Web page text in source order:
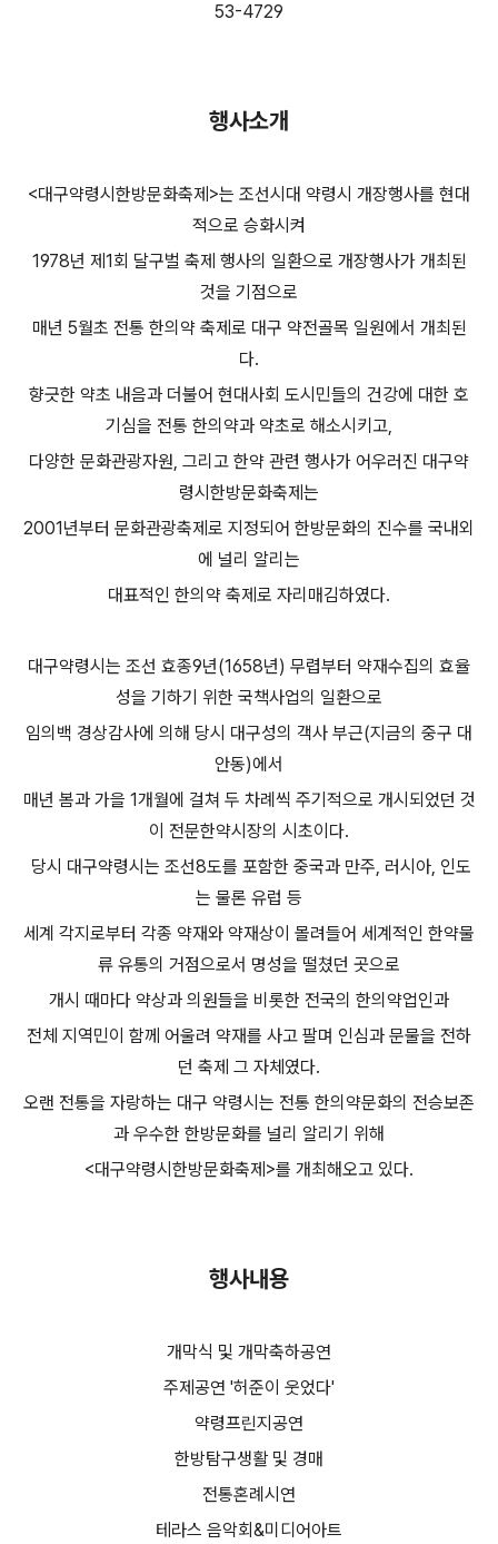
53-4729
행사소개
<대구약령시한방문화축제>는 조선시대 약령시 개장행사를 현대
적으로 승화시켜
1978년 제1회 달구벌 축제 행사의 일환으로 개장행사가 개최된
것을 기점으로
매년 5월초 전통 한의약 축제로 대구 약전골목 일원에서 개최된
다.
향긋한 약초 내음과 더불어 현대사회 도시민들의 건강에 대한 호
기심을 전통 한의약과 약초로 해소시키고,
다양한 문화관광자원, 그리고 한약 관련 행사가 어우러진 대구약
령시한방문화축제는
2001년부터 문화관광축제로 지정되어 한방문화의 진수를 국내외
에 널리 알리는
대표적인 한의약 축제로 자리매김하였다.
대구약령시는 조선 효종9년(1658년) 무렵부터 약재수집의 효율
성을 기하기 위한 국책사업의 일환으로
임의백 경상감사에 의해 당시 대구성의 객사 부근(지금의 중구 대
안동)에서
매년 봄과 가을 1개월에 걸쳐 두 차례씩 주기적으로 개시되었던 것
이 전문한약시장의 시초이다.
당시 대구약령시는 조선8도를 포함한 중국과 만주, 러시아, 인도
는 물론 유럽 등
세계 각지로부터 각종 약재와 약재상이 몰려들어 세계적인 한약물
류 유통의 거점으로서 명성을 떨쳤던 곳으로
개시 때마다 약상과 의원들을 비롯한 전국의 한의약업인과
전체 지역민이 함께 어울려 약재를 사고 팔며 인심과 문물을 전하
던 축제 그 자체였다.
오랜 전통을 자랑하는 대구 약령시는 전통 한의약문화의 전승보존
과 우수한 한방문화를 널리 알리기 위해
<대구약령시한방문화축제>를 개최해오고 있다.
행사내용
개막식 및 개막축하공연
주제공연 '허준이 웃었다'
약령프린지공연
한방탐구생활 및 경매
전통혼례시연
테라스 음악회&미디어아트